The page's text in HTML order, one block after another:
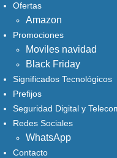
Ofertas
Amazon
Promociones
Moviles navidad
Black Friday
Significados Tecnológicos
Prefijos
Seguridad Digital y
Redes Sociales
WhatsApp
Contacto